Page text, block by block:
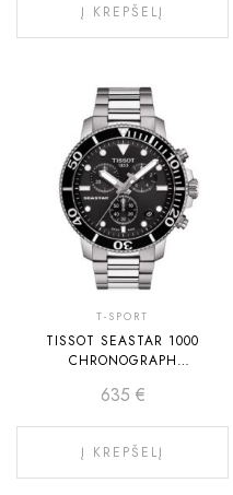
Į KREPŠELĮ
T-SPORT
TISSOT SEASTAR 1000
CHRONOGRAPH
635 €
Į KREPŠELĮ